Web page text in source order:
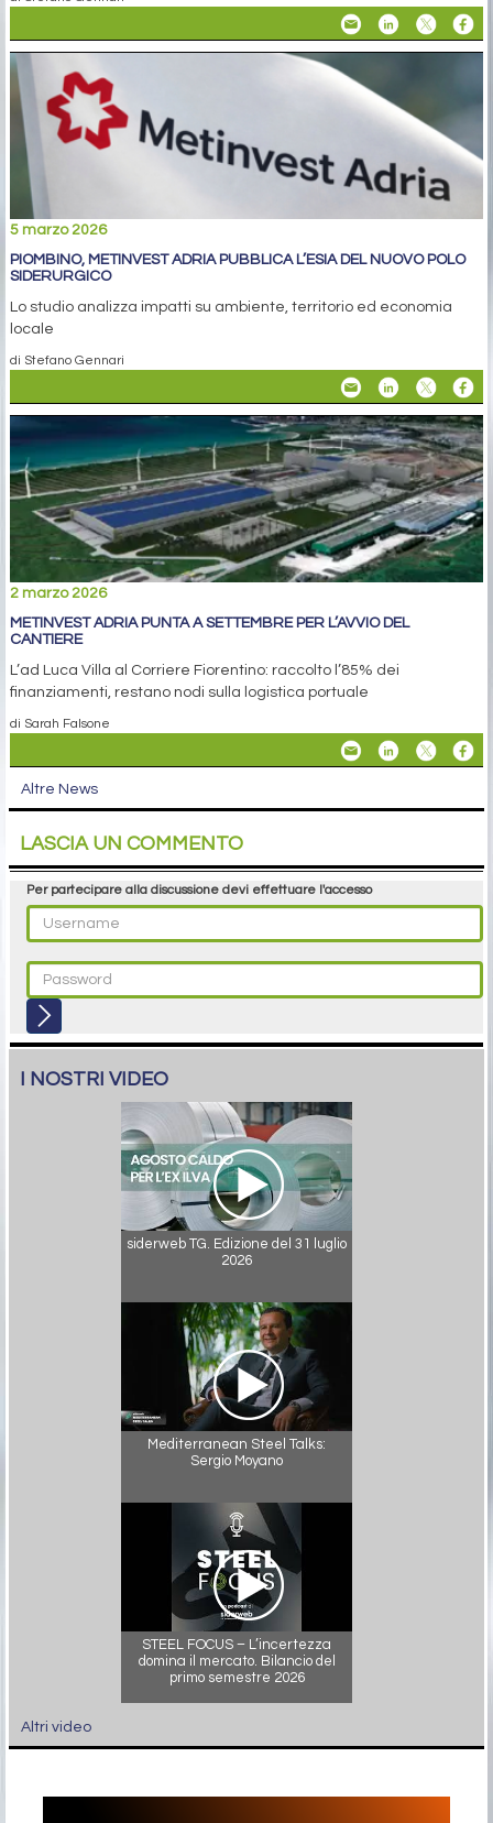
5 marzo 2026
PIOMBINO, METINVEST ADRIA PUBBLICA L’ESIA DEL NUOVO POLO
SIDERURGICO
Lo studio analizza impatti su ambiente, territorio ed economia
locale
di Stefano Gennari
2 marzo 2026
METINVEST ADRIA PUNTA A SETTEMBRE PER L’AVVIO DEL
CANTIERE
L’ad Luca Villa al Corriere Fiorentino: raccolto l’85% dei
finanziamenti, restano nodi sulla logistica portuale
di Sarah Falsone
Altre News
LASCIA UN COMMENTO
Per partecipare alla discussione devi effettuare l'accesso
I NOSTRI VIDEO
siderweb TG. Edizione del 31 luglio
2026
Mediterranean Steel Talks:
Sergio Moyano
STEEL FOCUS – L’incertezza
domina il mercato. Bilancio del
primo semestre 2026
Altri video